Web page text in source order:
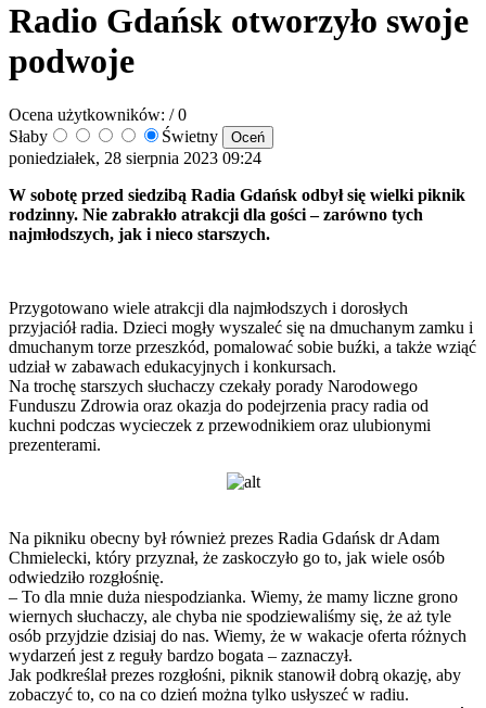
Radio Gdańsk otworzyło swoje
podwoje
Ocena użytkowników: / 0
Słaby
Świetny
poniedziałek, 28 sierpnia 2023 09:24
W sobotę przed siedzibą Radia Gdańsk odbył się wielki piknik
rodzinny. Nie zabrakło atrakcji dla gości – zarówno tych
najmłodszych, jak i nieco starszych.
Przygotowano wiele atrakcji dla najmłodszych i dorosłych
przyjaciół radia. Dzieci mogły wyszaleć się na dmuchanym zamku i
dmuchanym torze przeszkód, pomalować sobie buźki, a także wziąć
udział w zabawach edukacyjnych i konkursach.
Na trochę starszych słuchaczy czekały porady Narodowego
Funduszu Zdrowia oraz okazja do podejrzenia pracy radia od
kuchni podczas wycieczek z przewodnikiem oraz ulubionymi
prezenterami.
Na pikniku obecny był również prezes Radia Gdańsk dr Adam
Chmielecki, który przyznał, że zaskoczyło go to, jak wiele osób
odwiedziło rozgłośnię.
– To dla mnie duża niespodzianka. Wiemy, że mamy liczne grono
wiernych słuchaczy, ale chyba nie spodziewaliśmy się, że aż tyle
osób przyjdzie dzisiaj do nas. Wiemy, że w wakacje oferta różnych
wydarzeń jest z reguły bardzo bogata – zaznaczył.
Jak podkreślał prezes rozgłośni, piknik stanowił dobrą okazję, aby
zobaczyć to, co na co dzień można tylko usłyszeć w radiu.